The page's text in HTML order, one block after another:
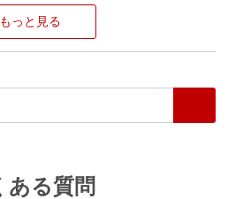
もっと見る
ある質問